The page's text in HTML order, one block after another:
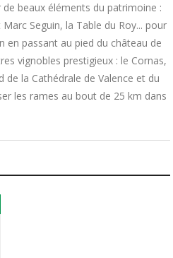
beaux éléments du patrimoine :
Seguin, la Table du Roy... pour
en passant au pied du château de
vignobles prestigieux : le Cornas,
de la Cathédrale de Valence et du
les rames au bout de 25 km dans